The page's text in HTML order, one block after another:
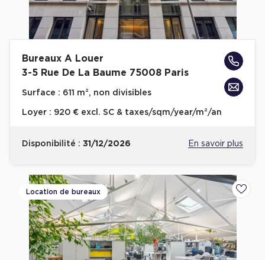
Bureaux A Louer
3-5 Rue De La Baume 75008 Paris
Surface : 611 m², non divisibles
Loyer : 920 € excl. SC & taxes/sqm/year/m²/an
Disponibilité : 31/12/2026 En savoir plus
Location de bureaux